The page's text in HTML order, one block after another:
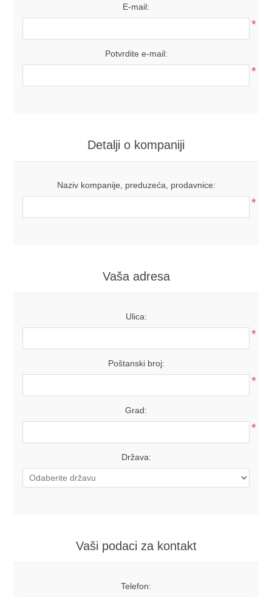
E-mail:
*
Potvrdite e-mail:
*
Detalji o kompaniji
Naziv kompanije, preduzeća, prodavnice:
*
Vaša adresa
Ulica:
*
Poštanski broj:
*
Grad:
*
Država:
Vaši podaci za kontakt
Telefon: